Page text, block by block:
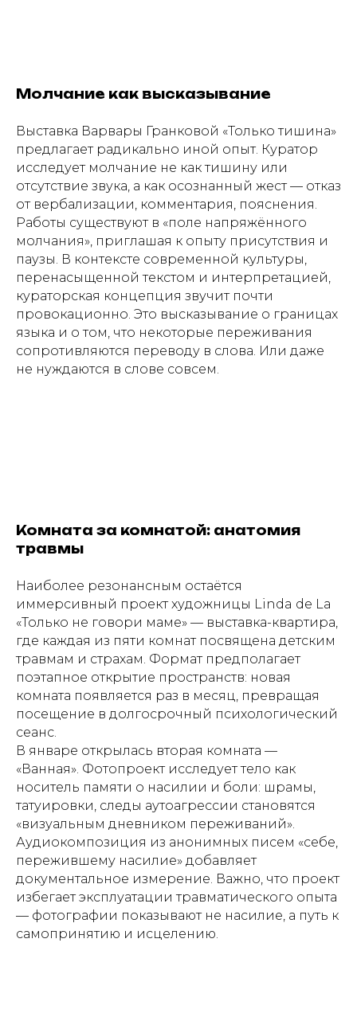
Молчание как высказывание
Выставка Варвары Гранковой «Только тишина»
предлагает радикально иной опыт. Куратор
исследует молчание не как тишину или
отсутствие звука, а как осознанный жест — отказ
от вербализации, комментария, пояснения.
Работы существуют в «поле напряжённого
молчания», приглашая к опыту присутствия и
паузы. В контексте современной культуры,
перенасыщенной текстом и интерпретацией,
кураторская концепция звучит почти
провокационно. Это высказывание о границах
языка и о том, что некоторые переживания
сопротивляются переводу в слова. Или даже
не нуждаются в слове совсем.
Комната за комнатой: анатомия
травмы
Наиболее резонансным остаётся
иммерсивный проект художницы Linda de La
«Только не говори маме» — выставка-квартира,
где каждая из пяти комнат посвящена детским
травмам и страхам. Формат предполагает
поэтапное открытие пространств: новая
комната появляется раз в месяц, превращая
посещение в долгосрочный психологический
сеанс.
В январе открылась вторая комната —
«Ванная». Фотопроект исследует тело как
носитель памяти о насилии и боли: шрамы,
татуировки, следы аутоагрессии становятся
«визуальным дневником переживаний».
Аудиокомпозиция из анонимных писем «себе,
пережившему насилие» добавляет
документальное измерение. Важно, что проект
избегает эксплуатации травматического опыта
— фотографии показывают не насилие, а путь к
самопринятию и исцелению.